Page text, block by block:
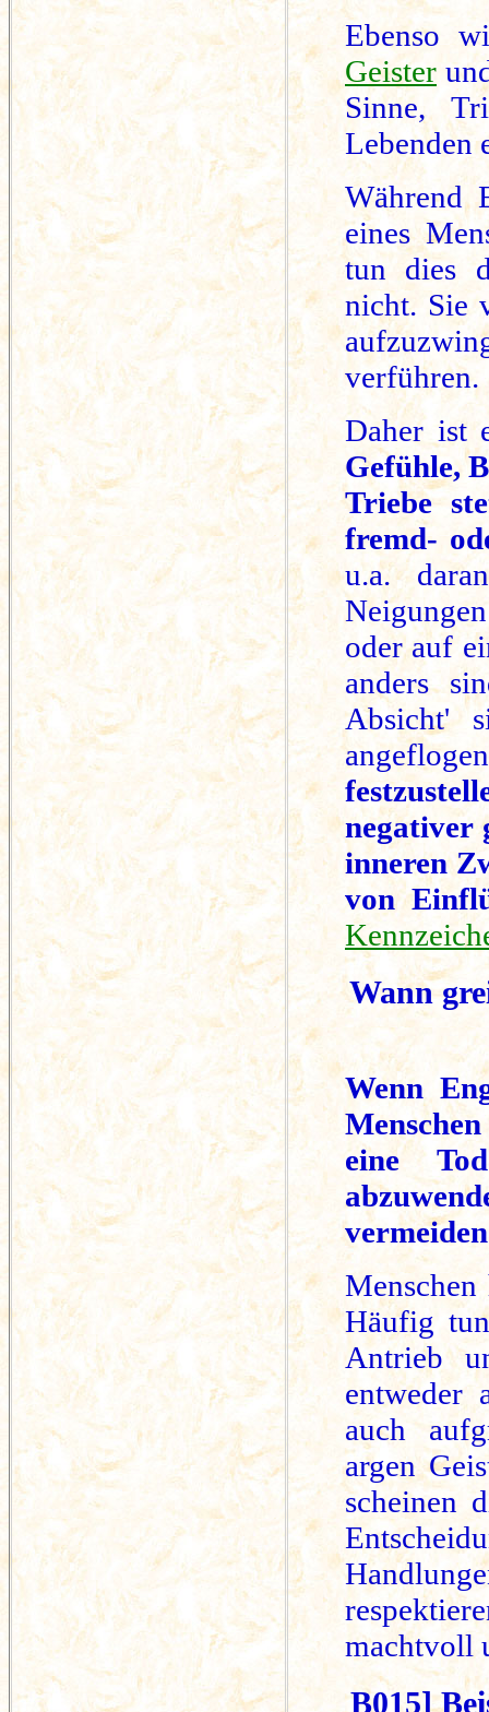
Ebenso
Geister
Sinne,
Lebenden
Während
eines
tun dies
nicht. Sie
verführen.
Daher ist
Gefühle,
Triebe
fremd-
u.a.
oder auf
anders
Absicht'
negativer
inneren
von
Wann
Wenn
eine
Häufig
Antrieb
entweder
auch
argen
scheinen
machtvoll
B015]